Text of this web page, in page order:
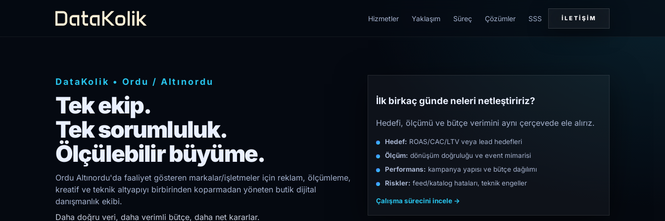
Hizmetler Yaklaşım Süreç Çözümler SSS İLETIŞIM
DataKolik • Ordu / Altınordu
Tek ekip.
Tek sorumluluk.
Ölçülebilir büyüme.
Ordu Altınordu'da faaliyet gösteren markalar/işletmeler için reklam, ölçümleme,
kreatif ve teknik altyapıyı birbirinden koparmadan yöneten butik dijital
danışmanlık ekibi.
Daha doğru veri, daha verimli bütçe, daha net kararlar.
İlk birkaç günde neleri netleştiririz?
Hedefi, ölçümü ve bütçe verimini aynı çerçevede ele alırız.
Hedef: ROAS/CAC/LTV veya lead hedefleri
Ölçüm: dönüşüm doğruluğu ve event mimarisi
Performans: kampanya yapısı ve bütçe dağılımı
Riskler: feed/katalog hataları, teknik engeller
Çalışma sürecini incele →